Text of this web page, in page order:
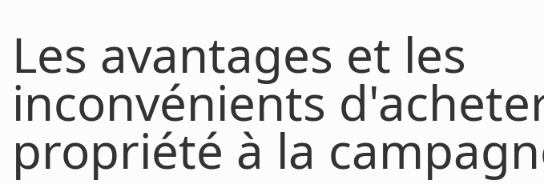
Les avantages et les
inconvénients
propriété à la